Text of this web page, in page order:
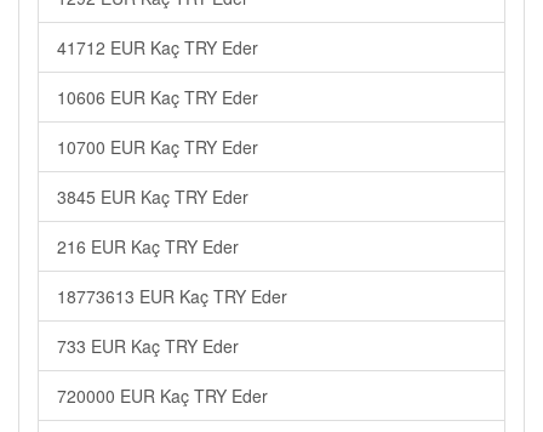
41712 EUR Kaç TRY Eder
10606 EUR Kaç TRY Eder
10700 EUR Kaç TRY Eder
3845 EUR Kaç TRY Eder
216 EUR Kaç TRY Eder
18773613 EUR Kaç TRY Eder
733 EUR Kaç TRY Eder
720000 EUR Kaç TRY Eder